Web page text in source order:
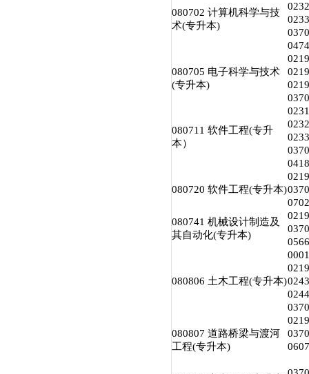
080702 计算机科学与技
术(专升本)
080705 电子科学与技术
(专升本)
080711 软件工程(专升
本）
080720 软件工程(专升本)
080741 机械设计制造及
其自动化(专升本)
080806 土木工程(专升本)
080807 道路桥梁与渡河
工程(专升本)